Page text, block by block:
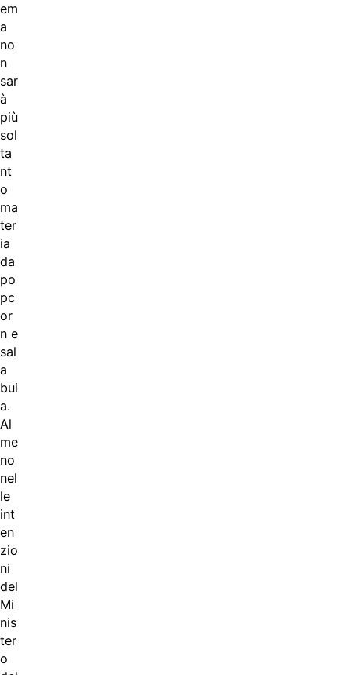
em
a
no
n
sar
à
più
sol
ta
nt
o
ma
ter
ia
da
po
pc
or
n e
sal
a
bui
a.
Al
me
no
nel
le
int
en
zio
ni
del
Mi
nis
ter
o